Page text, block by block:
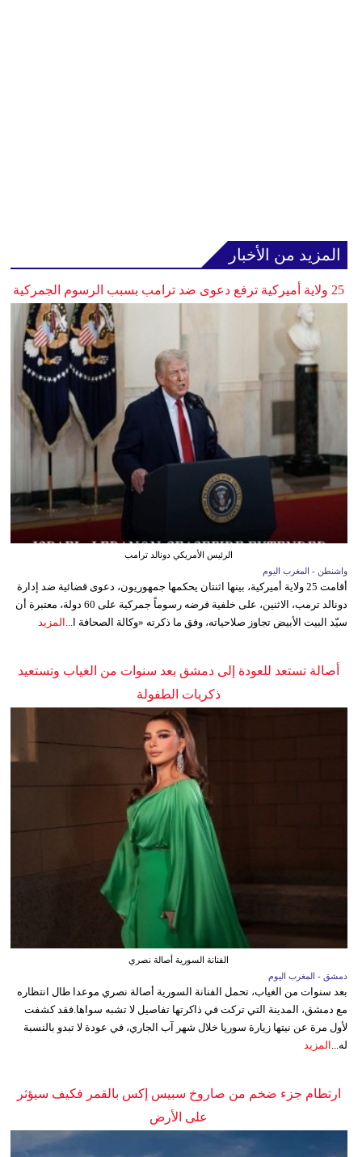
المزيد من الأخبار
25 ولاية أميركية ترفع دعوى ضد ترامب بسبب الرسوم الجمركية
الرئيس الأمريكي دونالد ترامب
واشنطن - المغرب اليوم
أقامت 25 ولاية أميركية، بينها اثنتان يحكمها جمهوريون، دعوى قضائية ضد إدارة
دونالد ترمب، الاثنين، على خلفية فرضه رسوماً جمركية على 60 دولة، معتبرة أن
سيّد البيت الأبيض تجاوز صلاحياته، وفق ما ذكرته «وكالة الصحافة ا... المزيد
أصالة تستعد للعودة إلى دمشق بعد سنوات من الغياب وتستعيد
ذكريات الطفولة
الفنانة السورية أصالة نصري
دمشق - المغرب اليوم
بعد سنوات من الغياب، تحمل الفنانة السورية أصالة نصري موعدا طال انتظاره
مع دمشق، المدينة التي تركت في ذاكرتها تفاصيل لا تشبه سواها.فقد كشفت
لأول مرة عن نيتها زيارة سوريا خلال شهر آب الجاري، في عودة لا تبدو بالنسبة
له... المزيد
ارتطام جزء ضخم من صاروخ سبيس إكس بالقمر فكيف سيؤثر
على الأرض